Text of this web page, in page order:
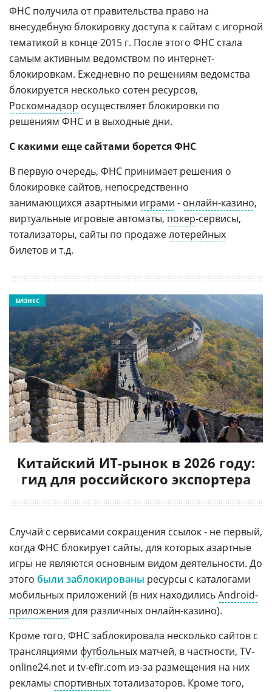
ФНС получила от правительства право на
внесудебную блокировку доступа к сайтам с игорной
тематикой в конце 2015 г. После этого ФНС стала
самым активным ведомством по интернет-
блокировкам. Ежедневно по решениям ведомства
блокируется несколько сотен ресурсов,
Роскомнадзор осуществляет блокировки по
решениям ФНС и в выходные дни.
С какими еще сайтами борется ФНС
В первую очередь, ФНС принимает решения о
блокировке сайтов, непосредственно
занимающихся азартными играми - онлайн-казино,
виртуальные игровые автоматы, покер-сервисы,
тотализаторы, сайты по продажелотерейных
билетов и т.д.
Китайский ИТ-рынок в 2026 году:
гид для российского экспортера
БИЗНЕС
Случай с сервисами сокращения ссылок - не первый,
когда ФНС блокирует сайты, для которых азартные
игры не являются основным видом деятельности. До
этого были заблокированы ресурсы с каталогами
мобильных приложений (в них находилисьAndroid-
приложения для различных онлайн-казино).
Кроме того, ФНС заблокировала несколько сайтов с
трансляциями футбольных матчей, в частности, TV-
online24.net и tv-efir.com из-за размещения на них
рекламы спортивныхтотализаторов. Кроме того,